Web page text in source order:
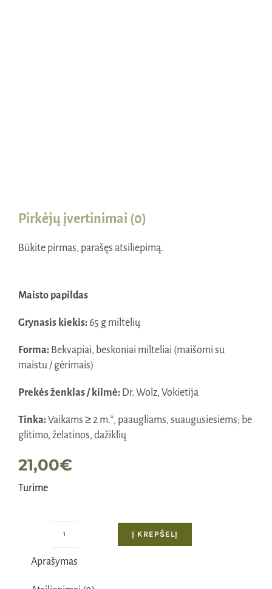
Pirkėjų įvertinimai (0)
Būkite pirmas, parašęs atsiliepimą.
Maisto papildas
Grynasis kiekis:65 g miltelių
Forma:Bekvapiai, beskoniai milteliai (maišomi su
maistu / gėrimais)
Prekės ženklas / kilmė:Dr. Wolz, Vokietija
Tinka:Vaikams ≥ 2 m.*, paaugliams, suaugusiesiems; be
glitimo, želatinos, dažiklių
21,00€
Turime
Wolz
Į KREPŠELĮ
Aprašymas